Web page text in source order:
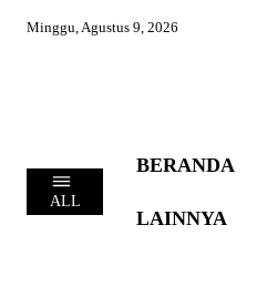
Minggu, Agustus 9, 2026
ALL
BERANDA
LAINNYA